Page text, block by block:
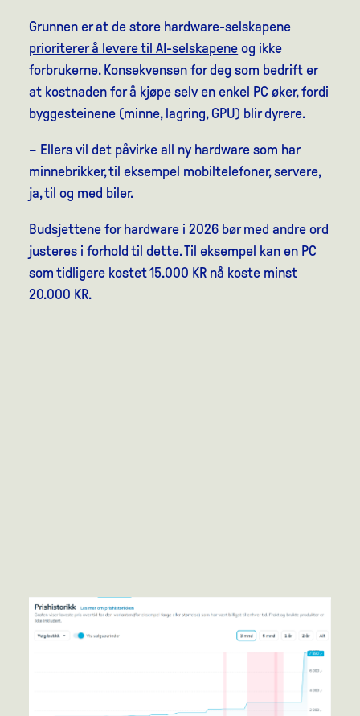
Grunnen er at de store hardware-selskapene
prioriterer å levere til AI-selskapene og ikke
forbrukerne. Konsekvensen for deg som bedrift er
at kostnaden for å kjøpe selv en enkel PC øker, fordi
byggesteinene (minne, lagring, GPU) blir dyrere.
– Ellers vil det påvirke all ny hardware som har
minnebrikker, til eksempel mobiltelefoner, servere,
ja, til og med biler.
Budsjettene for hardware i 2026 bør med andre ord
justeres i forhold til dette. Til eksempel kan en PC
som tidligere kostet 15.000 KR nå koste minst
20.000 KR.